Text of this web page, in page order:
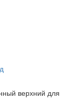
верхний для